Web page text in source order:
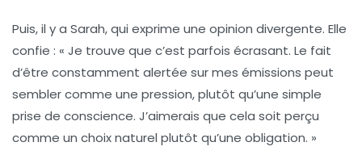
Puis, il y a Sarah, qui exprime une opinion divergente. Elle
confie : « Je trouve que c’est parfois écrasant. Le fait
d’être constamment alertée sur mes émissions peut
sembler comme une pression, plutôt qu’une simple
prise de conscience. J’aimerais que cela soit perçu
comme un choix naturel plutôt qu’une obligation. »